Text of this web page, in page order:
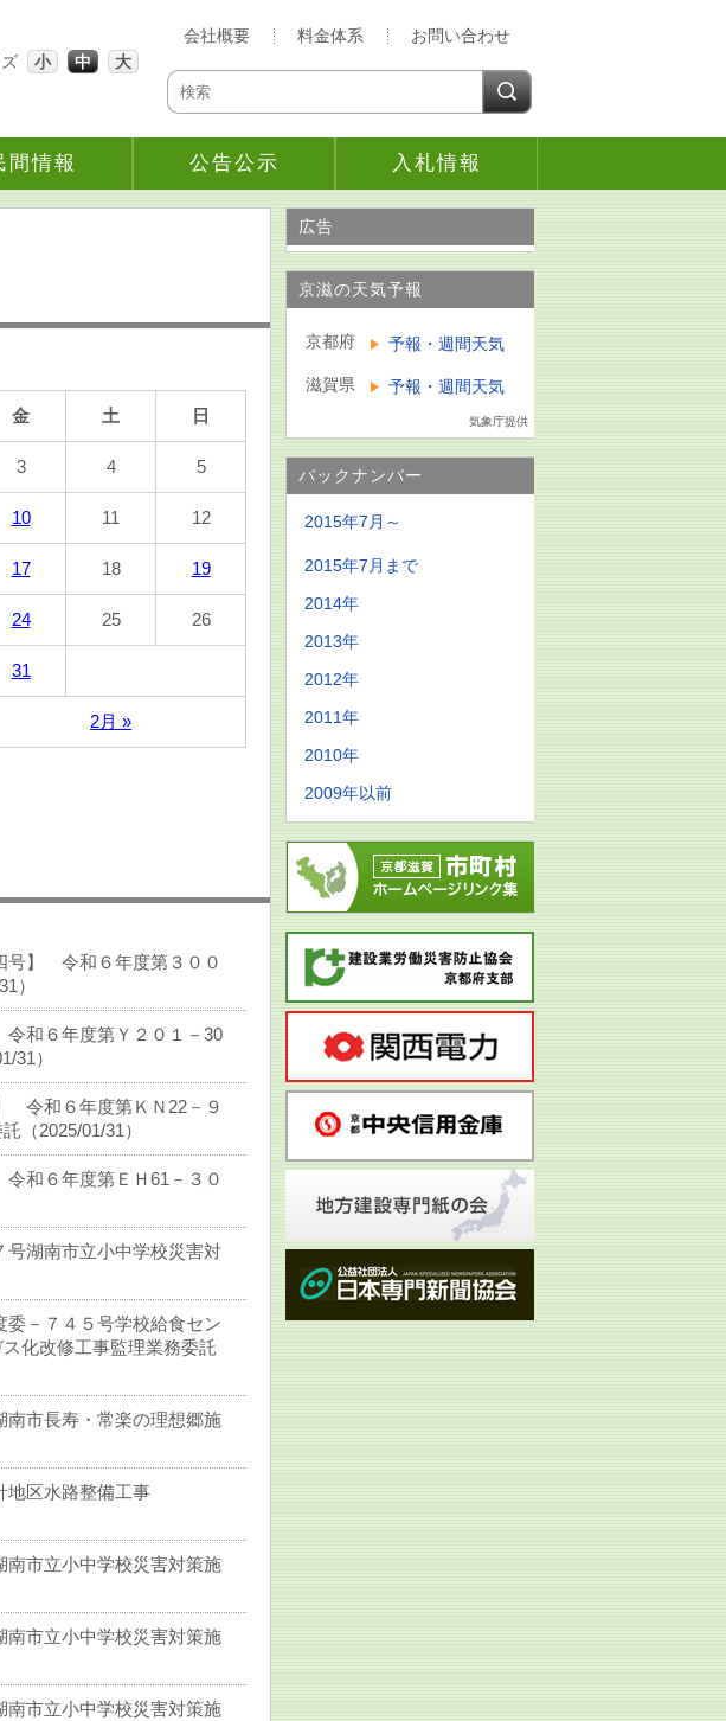
会社概要 料金体系
お問い合わせ
小 中 大
間情報 公告公示 入札情報
広告
京滋の天気予報
京都府 予報・週間天気
滋賀県 予報・週間天気
気象庁提供
バックナンバー
2015年7月～
2015年7月まで
2014年
2013年
2012年
2011年
2010年
2009年以前
金 土 日
2月 »
3 4 5
10 11 12
17 18 19
24 25 26
31
号】 令和６年度第３００
）
和６年度第Ｙ２０１－30
31）
令和６年度第ＫＮ22－９
（2025/01/31）
和６年度第ＥＨ61－３０
湖南市立小中学校災害対
－７４５号学校給食セン
化改修工事監理業務委託
市長寿・常楽の理想郷施
地区水路整備工事
市立小中学校災害対策施
市立小中学校災害対策施
市立小中学校災害対策施